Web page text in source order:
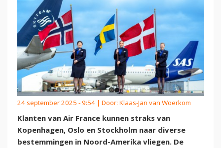
24 september 2025 - 9:54 | Door: Klaas-Jan van Woerkom
Klanten van Air France kunnen straks van
Kopenhagen, Oslo en Stockholm naar diverse
bestemmingen in Noord-Amerika vliegen. De